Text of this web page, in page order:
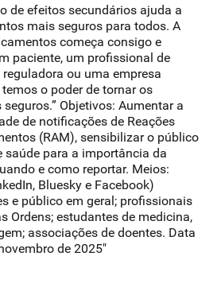
de efeitos secundários ajuda a
mais seguros para todos. A
começa consigo e
paciente, um profissional de
ou uma empresa
o poder de tornar os
Objetivos: Aumentar a
de notificações de Reações
(RAM), sensibilizar o público
saúde para a importância da
e como reportar. Meios:
Bluesky e Facebook)
e público em geral; profissionais
Ordens; estudantes de medicina,
associações de doentes. Data
de 2025"